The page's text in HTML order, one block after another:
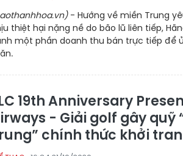
- Hướng về miền Trung
thiệt hại nặng nề do bão lũ liên tiếp,
một phần doanh thu bán trực tiếp để
19th Anniversary
- Giải golf gây quỹ
chính thức khởi